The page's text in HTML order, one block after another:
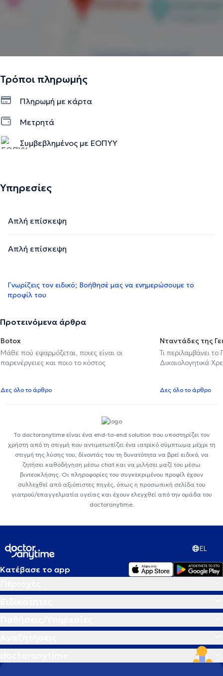
Τρόποι πληρωμής
Πληρωμή με κάρτα
Μετρητά
Συμβεβλημένος με ΕΟΠΥΥ
Υπηρεσίες
Απλή επίσκεψη
Απλή επίσκεψη
Γνωρίζεις τον ειδικό; Βοήθησέ μας να ενημερώσουμε το
προφίλ του
Προτεινόμενα άρθρα
Botox
Μάθε πού εφαρμόζεται, ποιες είναι οι
παρενέργειες και ποιο το κόστος
Δες όλο το άρθρο
Νταντάδες της
Τι περιλαμβάνει
Δικαιολογητικά
Δες όλο το άρθρο
Το doctoranytime είναι ένα end-to-end solution που υποστηρίζει τον
χρήστη από τη στιγμή που αντιμετωπίζει ένα ιατρικό σύμπτωμα μέχρι τη
στιγμή της λύσης του, δίνοντάς του τη δυνατότητα να βρεί ειδικό, να
ζητήσει καθοδήγηση μέσω chat και να μιλήσει μαζί του μέσω
βιντεοκλήσης. Οι πληροφορίες του συγκεκριμένου προφίλ έχουν
συλλεχθεί από αξιόπιστες πηγές, όπως η προσωπική σελίδα του
γιατρού/επαγγελματία υγείας και έχουν ελεγχθεί από την ομάδα του
doctoranytime.
EL
Κατέβασε το app